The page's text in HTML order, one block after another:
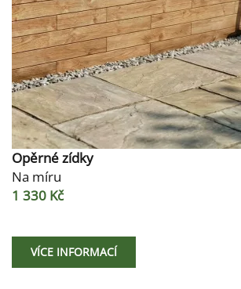
Opěrné zídky
Na míru
1 330 Kč
VÍCE INFORMACÍ